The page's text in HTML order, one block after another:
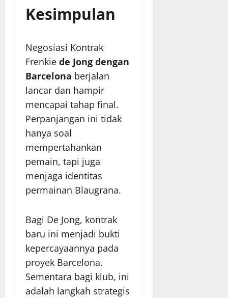
Kesimpulan
Negosiasi Kontrak
Frenkie de Jong dengan
Barcelona berjalan
lancar dan hampir
mencapai tahap final.
Perpanjangan ini tidak
hanya soal
mempertahankan
pemain, tapi juga
menjaga identitas
permainan Blaugrana.
Bagi De Jong, kontrak
baru ini menjadi bukti
kepercayaannya pada
proyek Barcelona.
Sementara bagi klub, ini
adalah langkah strategis